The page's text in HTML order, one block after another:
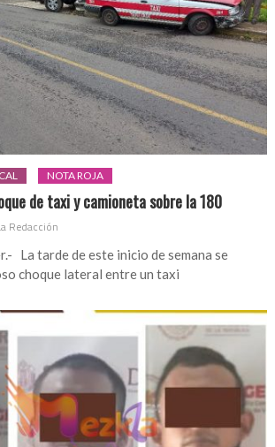
NOTA ROJA
de taxi y camioneta sobre la 180
Redacción
La tarde de este inicio de semana se
choque lateral entre un taxi